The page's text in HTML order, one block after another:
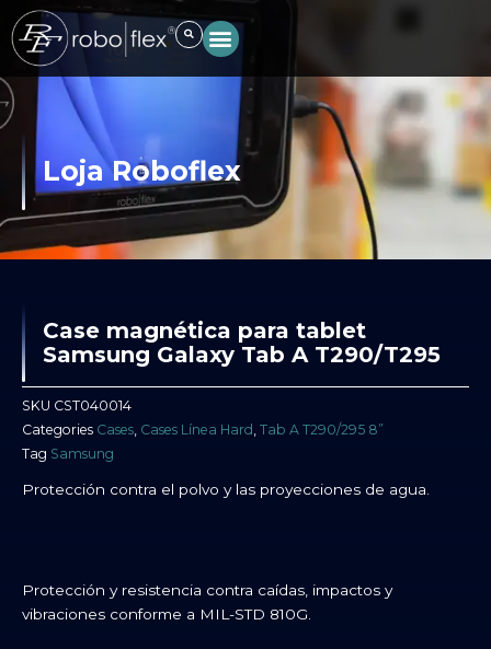
contenido
Loja Roboflex
Case magnética para tablet
Samsung Galaxy Tab A T290/T295
SKU CST040014
Categories Cases, Cases Línea Hard , Tab A T290/295 8”
Tag Samsung
Protección contra el polvo y las proyecciones de agua.
Protección y resistencia contra caídas, impactos y
vibraciones conforme a MIL-STD 810G.